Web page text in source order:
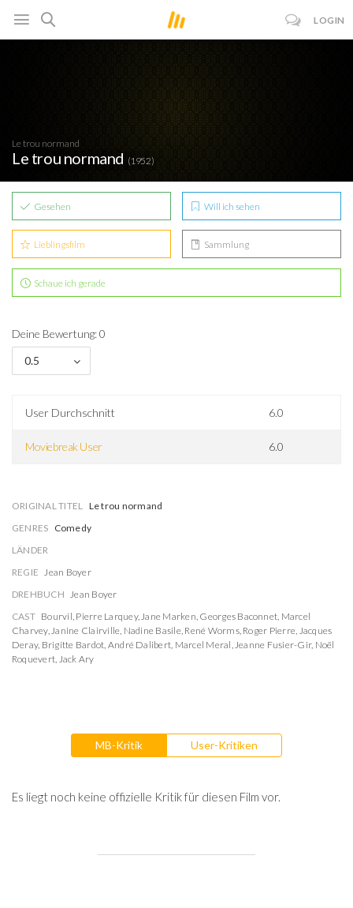
LOGIN
Le trou normand
Le trou normand (1952)
Gesehen Will ich sehen
Lieblingsfilm Sammlung
Schaue ich gerade
Deine Bewertung: 0
0.5
User Durchschnitt 6.0
Moviebreak User 6.0
ORIGINAL TITEL Le trou normand
GENRES Comedy
LÄNDER
REGIE Jean Boyer
DREHBUCH Jean Boyer
CAST Bourvil, Pierre Larquey,Jane Marken, Georges Baconnet, Marcel
Charvey,Janine Clairville, Nadine Basile, René Worms, Roger Pierre, Jacques
Deray, Brigitte Bardot, André Dalibert, Marcel Meral,Jeanne Fusier-Gir, Noël
Roquevert, Jack Ary
MB-Kritik User-Kritiken
Es liegt noch keine offizielle Kritik für diesen Film vor.